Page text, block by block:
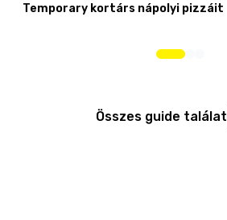
Temporary kortárs nápolyi pizzáit
Összes guide találat